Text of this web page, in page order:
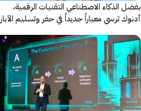
بفضل الذكاء الاصطناعي التقنيات الرقمية،
أدنوك ترسي معياراً جديداً في حفر وتسليم الآبار